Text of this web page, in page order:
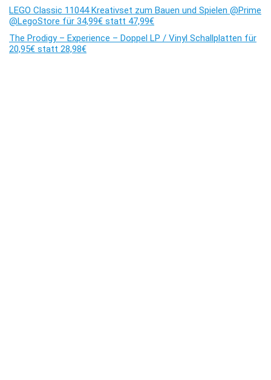
LEGO Classic 11044 Kreativset zum Bauen und Spielen @Prime
@LegoStore für 34,99€ statt 47,99€
The Prodigy – Experience – Doppel LP / Vinyl Schallplatten für
20,95€ statt 28,98€